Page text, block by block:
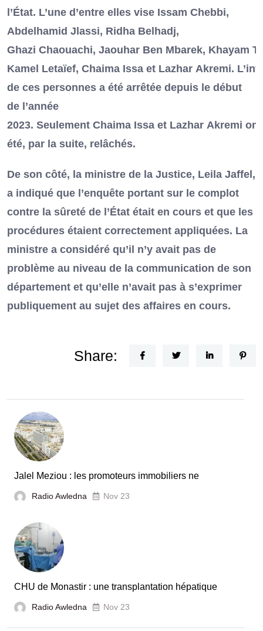
l’État. L’une d’entre elles vise Issam Chebbi,
Abdelhamid Jlassi, Ridha Belhadj,
Ghazi Chaouachi, Jaouhar Ben Mbarek, Khayam
Kamel Letaïef, Chaima Issa et Lazhar Akremi.
de ces personnes a été arrêtée depuis le début
de l’année
2023. Seulement Chaima Issa et Lazhar Akremi ont
été, par la suite, relâchés.
De son côté, la ministre de la Justice, Leila Jaffel,
a indiqué que l’enquête portant sur le complot
contre la sûreté de l’État était en cours et que les
procédures étaient correctement appliquées. La
ministre a considéré qu’il n’y avait pas de
problème au niveau de la communication de son
département et qu’elle n’avait pas à s’exprimer
publiquement au sujet des affaires en cours.
Share:
Jalel Meziou : les promoteurs immobiliers ne
Radio Awledna Nov 23
CHU de Monastir : une transplantation hépatique
Radio Awledna Nov 23